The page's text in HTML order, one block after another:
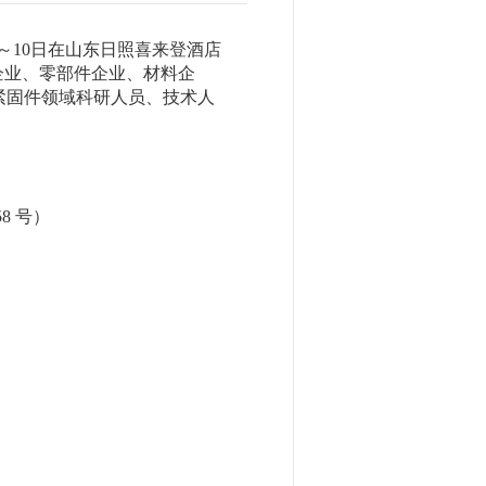
10日在山东日照喜来登酒店
、零部件企业、材料企
件领域科研人员、技术人
号）